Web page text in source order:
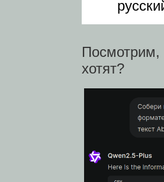
хотят?